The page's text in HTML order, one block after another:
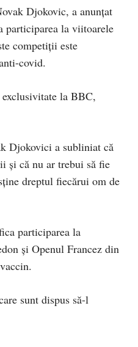
Djokovic, a anunțat
participarea la viitoarele
competiții este
covid.
la BBC,
Djokovici a subliniat că
și că nu ar trebui să fie
dreptul fiecărui om de
participarea la
și Openul Francez din
sunt dispus să-l